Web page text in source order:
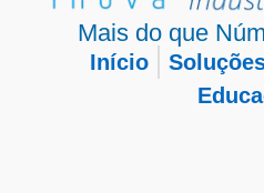
Mais do que
Início